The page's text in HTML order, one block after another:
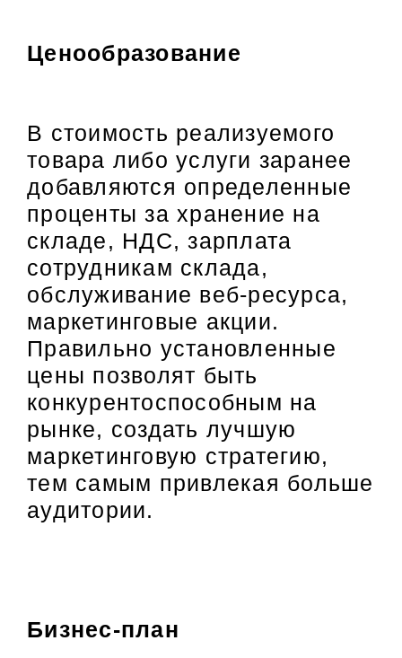
Ценообразование
В стоимость реализуемого
товара либо услуги заранее
добавляются определенные
проценты за хранение на
складе, НДС, зарплата
сотрудникам склада,
обслуживание веб-ресурса,
маркетинговые акции.
Правильно установленные
цены позволят быть
конкурентоспособным на
рынке, создать лучшую
маркетинговую стратегию,
тем самым привлекая больше
аудитории.
Бизнес-план